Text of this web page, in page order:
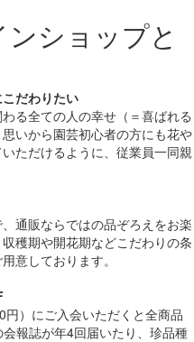
ショップと
だわりたい
る全ての人の幸せ（＝喜ばれる
思いから園芸初心者の方にも花や
ただけるように、従業員一同親
通販ならではの品ぞろえをお楽
穫期や開花期などこだわりの条
意しております。
）にご入会いただくと全商品
報誌が年4回届いたり、珍品種